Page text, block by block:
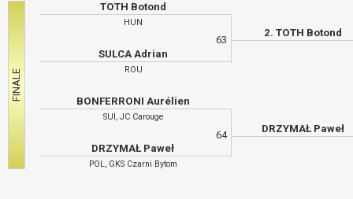
TOTH Botond
HUN
SULCA Adrian
ROU
BONFERRONI Aurélien
SUI, JC Carouge
DRZYMAŁ Paweł
POL, GKS Czarni Bytom
63
2. TOTH Botond
64
DRZYMAŁ Paweł